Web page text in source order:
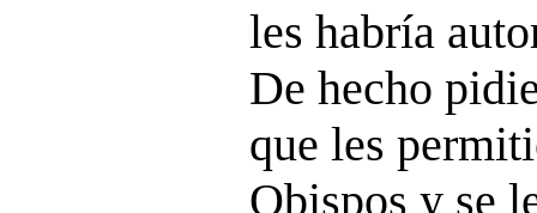
les habría
De hecho
que les
Obispos y se